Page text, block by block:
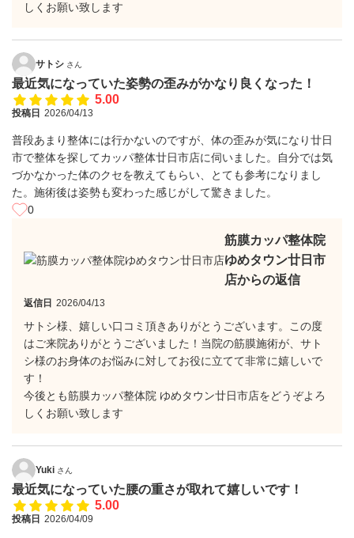
しくお願い致します
サトシ さん
最近気になっていた姿勢の歪みがかなり良くなった！
5.00
投稿日 2026/04/13
普段あまり整体には行かないのですが、体の歪みが気になり廿日
市で整体を探してカッパ整体廿日市店に伺いました。自分では気
づかなかった体のクセを教えてもらい、とても参考になりまし
た。施術後は姿勢も変わった感じがして驚きました。
0
筋膜カッパ整体院
ゆめタウン廿日市
店からの返信
返信日 2026/04/13
サトシ様、嬉しい口コミ頂きありがとうございます。この度
はご来院ありがとうございました！当院の筋膜施術が、サト
シ様のお身体のお悩みに対してお役に立てて非常に嬉しいで
す！
今後とも筋膜カッパ整体院 ゆめタウン廿日市店をどうぞよろ
しくお願い致します
Yuki さん
最近気になっていた腰の重さが取れて嬉しいです！
5.00
投稿日 2026/04/09